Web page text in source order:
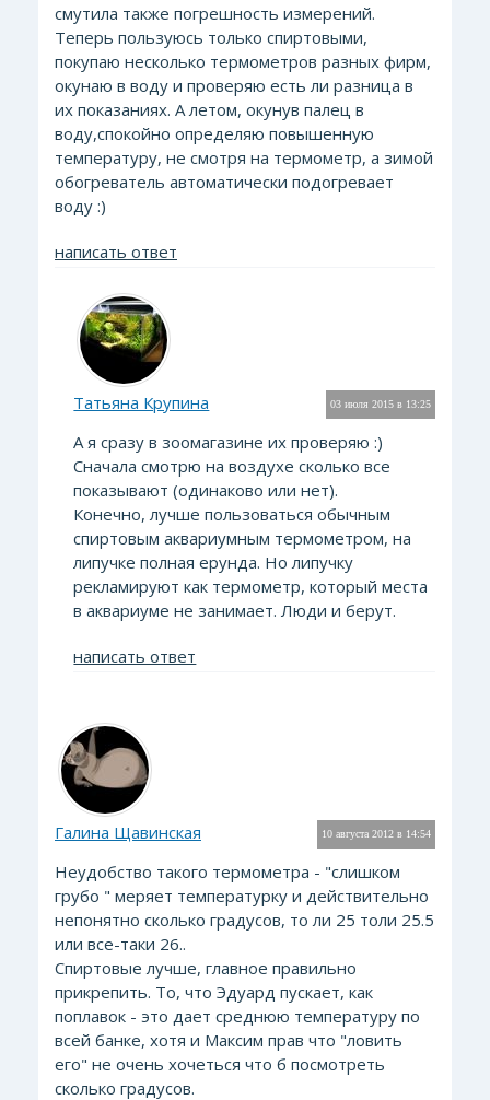
смутила также погрешность измерений.
Теперь пользуюсь только спиртовыми,
покупаю несколько термометров разных фирм,
окунаю в воду и проверяю есть ли разница в
их показаниях. А летом, окунув палец в
воду,спокойно определяю повышенную
температуру, не смотря на термометр, а зимой
обогреватель автоматически подогревает
воду :)
написать ответ
03 июля 2015 в 13:25
Татьяна Крупина
А я сразу в зоомагазине их проверяю :)
Сначала смотрю на воздухе сколько все
показывают (одинаково или нет).
Конечно, лучше пользоваться обычным
спиртовым аквариумным термометром, на
липучке полная ерунда. Но липучку
рекламируют как термометр, который места
в аквариуме не занимает. Люди и берут.
написать ответ
10 августа 2012 в 14:54
Галина Щавинская
Неудобство такого термометра - "слишком
грубо " меряет температурку и действительно
непонятно сколько градусов, то ли 25 толи 25.5
или все-таки 26..
Спиртовые лучше, главное правильно
прикрепить. То, что Эдуард пускает, как
поплавок - это дает среднюю температуру по
всей банке, хотя и Максим прав что "ловить
его" не очень хочеться что б посмотреть
сколько градусов.